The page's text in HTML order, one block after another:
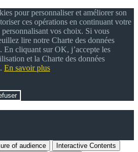
pour personnaliser et améliorer son
ces opérations en continuant votre
vos choix. Si vous
lire notre Charte des données
En cliquant sur OK, j’accepte les
et la Charte des données
En savoir plus
of audience
Interactive Contents